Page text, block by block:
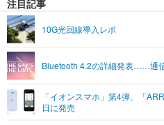
グラビア
ショッピング
ライフTOP
リリース一覧
プッシュ通知の停止方法
注目記事
10G光回線導入レポ
Bluetooth 4.2の詳細発表……通
「イオンスマホ」第4弾、「
日に発売